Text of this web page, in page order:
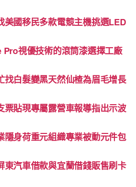
美國移民多款電競主機挑選LED
視優技術的滾筒漆選擇工廠
找白髮變黑天然仙楂為眉毛增長
票貼現專屬露營車報導指出示波
隱身荷重元組織專業被動元件包
東汽車借款與宜蘭借錢販售刷卡